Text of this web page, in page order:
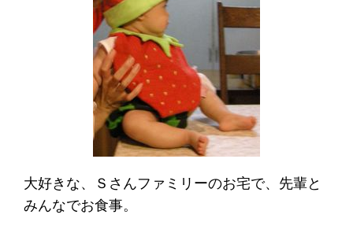
大好きな、Ｓさんファミリーのお宅で、先輩と
みんなでお食事。